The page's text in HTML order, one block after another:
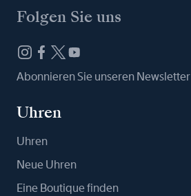
Folgen Sie uns
Abonnieren Sie unseren Newsletter
Uhren
Uhren
Neue Uhren
Eine Boutique finden